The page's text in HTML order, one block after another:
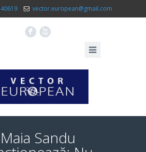
vector.european@gmail.com
F X
Maia Sandu